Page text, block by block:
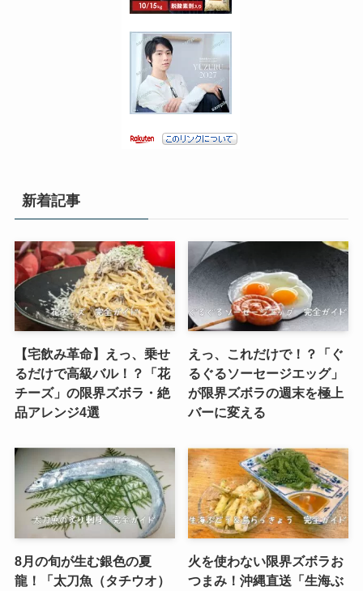
新着記事
【宅飲み革命】えっ、乗せ
るだけで高級バル！？「花
チーズ」の限界ズボラ・絶
品アレンジ4選
えっ、これだけで！？「ぐ
るぐるソーセージエッグ」
が限界ズボラの週末を極上
バーに変える
8月の旬が生む銀色の夏
龍！「太刀魚（タチウオ）
火を使わない限界ズボラお
つまみ！沖縄直送「生海ぶ